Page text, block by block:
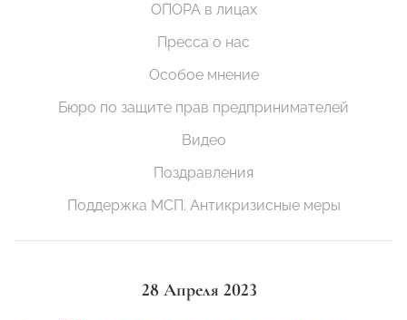
ОПОРА в лицах
Пресса о нас
Особое мнение
Бюро по защите прав предпринимателей
Видео
Поздравления
Поддержка МСП. Антикризисные меры
28 Апреля 2023